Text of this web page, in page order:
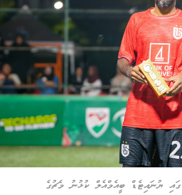
ކްލަބް މޯލްޑިވްސް ކަޕް 2026 ގައި ޔުނައިޓެޑް ބީއެމްއެލް ކުޅުނު މެޗުގެ